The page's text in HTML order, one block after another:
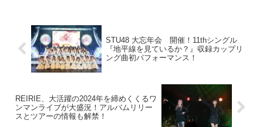
STU48 大忘年会 開催！11thシングル
『地平線を見ているか？』収録カップリ
ング曲初パフォーマンス！
REIRIE、大活躍の2024年を締めくくるワ
ンマンライブが大盛況！アルバムリリー
スとツアーの情報も解禁！